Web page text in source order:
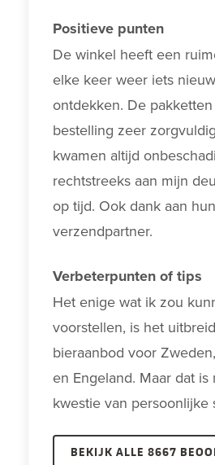
Positieve punten
De winkel heeft een
elke keer weer iets
ontdekken. De
bestelling zeer
kwamen altijd
rechtstreeks aan mijn
op tijd. Ook dank aan
verzendpartner.
Verbeterpunten of tips
Het enige wat ik zou
voorstellen, is het
bieraanbod voor
en Engeland. Maar dat
kwestie van persoonlijke
BEKIJK ALLE 8667